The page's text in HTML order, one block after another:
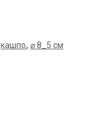
кашпо, ⌀ 8_5 см